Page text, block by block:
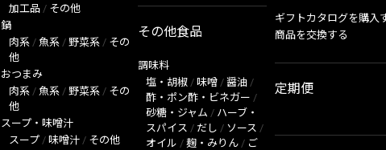
加工品 / その他
鍋
肉系 / 魚系 / 野菜系 / その
他
おつまみ
肉系 / 魚系 / 野菜系 / その
他
スープ・味噌汁
スープ / 味噌汁 / その他
その他食品
調味料
塩・胡椒 / 味噌 / 醤油 /
酢・ポン酢・ビネガー /
砂糖・ジャム / ハーブ・
スパイス / だし / ソース /
オイル / 麹・みりん / ご
ギフトカタログを購入
商品を交換する
定期便